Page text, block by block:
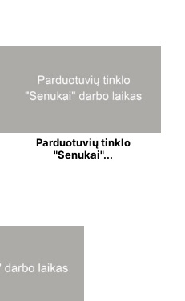
Parduotuvių tinklo
"Senukai"...